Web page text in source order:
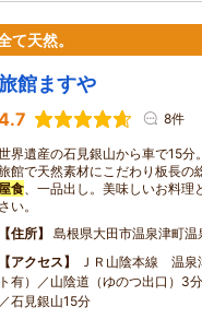
て天然。
館ますや
8件
界遺産の石見銀山から車で15分
館で天然素材にこだわり板長の
食、一品出し。美味しいお料理
さい。
住所
島根県大田市温泉津町温
アクセス
ＪＲ山陰本線 温泉
ト有）／山陰道（ゆのつ出口）3
／石見銀山15分